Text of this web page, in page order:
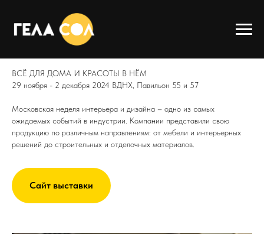
Московская неделя интерьера и
дизайна
ВСЁ ДЛЯ ДОМА И КРАСОТЫ В НЁМ
29 ноября - 2 декабря 2024 ВДНХ, Павильон 55 и 57
Московская неделя интерьера и дизайна – одно из самых
ожидаемых событий в индустрии. Компании представили свою
продукцию по различным направлениям: от мебели и интерьерных
решений до строительных и отделочных материалов.
Сайт выставки